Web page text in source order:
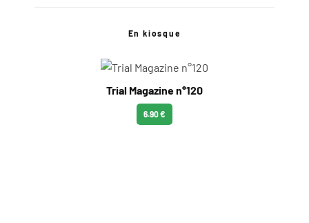
En kiosque
Trial Magazine n°120
6.90 €